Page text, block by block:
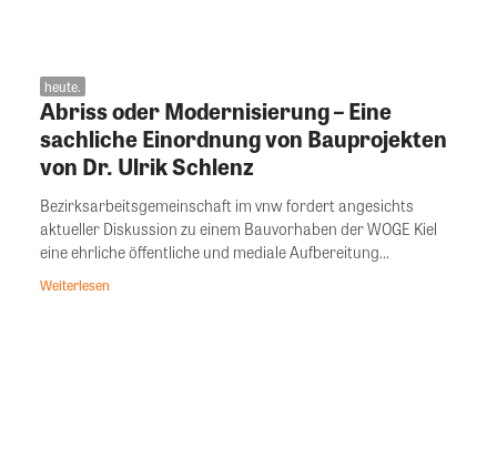
heute.
Abriss oder Modernisierung – Eine
sachliche Einordnung von Bauprojekten
von Dr. Ulrik Schlenz
Bezirksarbeitsgemeinschaft im vnw fordert angesichts
aktueller Diskussion zu einem Bauvorhaben der WOGE Kiel
eine ehrliche öffentliche und mediale Aufbereitung...
Weiterlesen